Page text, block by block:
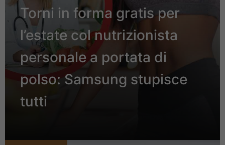
Torni in forma gratis per
l’estate col nutrizionista
personale a portata di
polso: Samsung stupisce
tutti